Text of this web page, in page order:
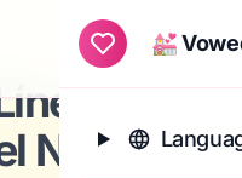
💒
en
Norte